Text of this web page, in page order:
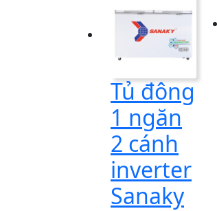
Tủ đông
1 ngăn
2 cánh
inverter
Sanaky